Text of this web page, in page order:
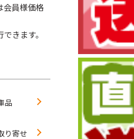
会員様価格
きます。
品
り寄せ